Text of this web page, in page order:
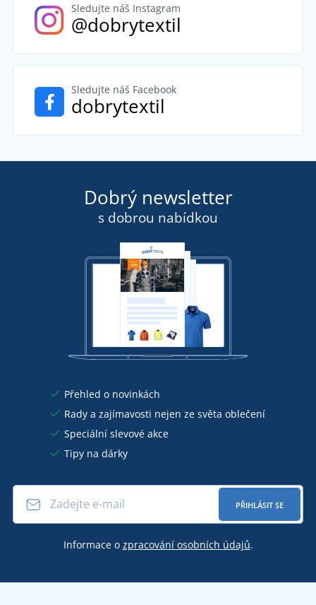
Sledujte náš Instagram
@dobrytextil
Sledujte náš Facebook
dobrytextil
Dobrý newsletter
s dobrou nabídkou
Přehled o novinkách
Rady a zajímavosti nejen ze světa oblečení
Speciální slevové akce
Tipy na dárky
PŘIHLÁSIT SE
Informace o zpracování osobních údajů.